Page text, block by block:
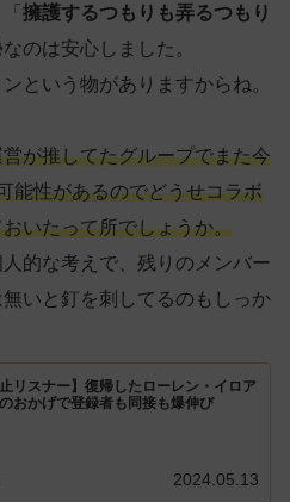
擁護するつもりも弄るつもり
のは安心しました。
という物がありますからね。
が推してたグループでまた今
能性があるのでどうせコラボ
いたって所でしょうか。
的な考えで、残りのメンバー
いと釘を刺してるのもしっか
止リスナー】復帰したローレン・イロア
おかげで登録者も同接も爆伸び
2024.05.13